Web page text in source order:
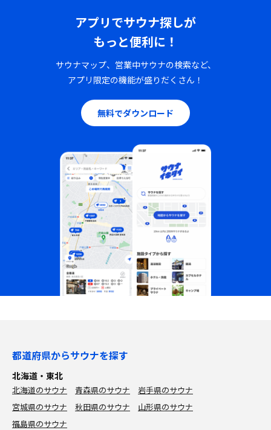
アプリでサウナ探しが
もっと便利に！
サウナマップ、営業中サウナの検索など、
アプリ限定の機能が盛りだくさん！
無料でダウンロード
都道府県からサウナを探す
北海道・東北
北海道のサウナ 青森県のサウナ
岩手県のサウナ
宮城県のサウナ
秋田県のサウナ
山形県のサウナ
福島県のサウナ